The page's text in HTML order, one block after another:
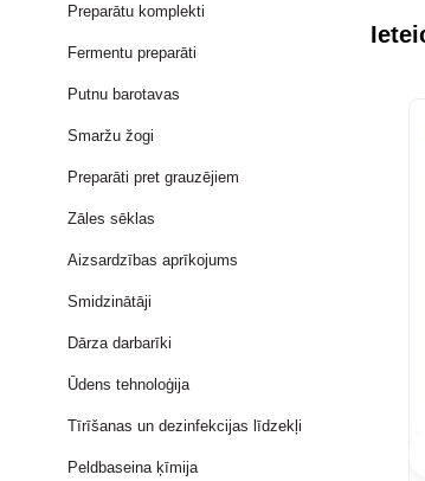
Preparātu komplekti
Fermentu preparāti
Putnu barotavas
Smaržu žogi
Preparāti pret grauzējiem
Zāles sēklas
Aizsardzības aprīkojums
Smidzinātāji
Dārza darbarīki
Ūdens tehnoloģija
Tīrīšanas un dezinfekcijas līdzekļi
Peldbaseina ķīmija